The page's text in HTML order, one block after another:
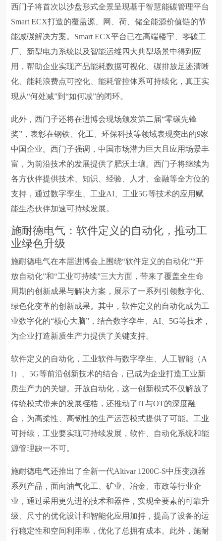
西门子将首次以沙盘形式全景呈现基于智慧能碳管理平台
Smart ECX打造的覆盖源、网、荷、储全能源价值链的节
能减碳解决方案。Smart ECX平台已在高端楼宇、零碳工
厂、新型电力系统以及智能运维四大典型场景中得到应
用，帮助企业实现产品能耗数据可视化、碳排放足迹清晰
化、能耗浪费点可控化、能耗管控体系可持续化，真正实
现从“何处减”到“如何减”的闭环。
此外，西门子还将在进博会现场颁发第二届“零碳先锋
奖”，表彰在钢铁、化工、环保科技等领域表现突出的9家
中国企业。西门子强调，中国市场潜力巨大且应用场景丰
富，为前沿技术的发展提供了肥沃土壤。西门子将继续为
各方伙伴提供技术、知识、经验、人才、金融等全方位的
支持，通过数字孪生、工业AI、工业5G等技术的应用赋
能生态伙伴加速可持续发展。
施耐德电气：软件定义的自动化，推动工
业绿色升级
施耐德电气在本届进博会上围绕“软件定义的自动化”“开
放自动化”和“工业可持续”三大方面，带来了覆盖全生命
周期的创新成果与解决方案，展示了一系列引领数字化、
绿色化变革的创新成果。其中，软件定义的自动化成为工
业数字化的“核心大脑”，结合数字孪生、AI、5G等技术，
为企业打造新质生产力提供了关键支持。
软件定义的自动化，工业软件与数字孪生、人工智能（A
I）、5G等前沿创新技术的结合，已成为企业打造工业新
质生产力的关键。开放自动化，这一创新模式不仅解放了
传统模式带来的发展桎梏，还推动了IT与OT的深度融
合，为高柔性、高韧性的生产运营模式提供了可能。工业
可持续，工业要实现可持续发展，软件、自动化系统和能
源管理缺一不可。
施耐德电气还推出了全新一代Altivar 1200C-S中压变频器
系列产品，面向油气化工、矿业、冶金、市政等行业企
业，通过采用更先进的技术和器件，实现全要素的可靠升
级、尺寸的优化设计和智能化应用加持，提高了设备的运
行稳定性和空间利用率，优化了总拥有成本。此外，施耐